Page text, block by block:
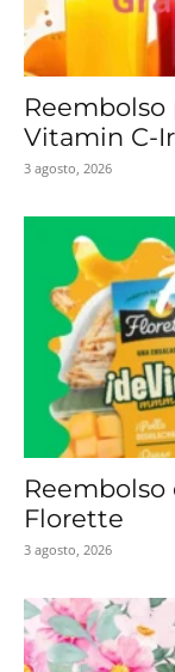
Reembolso
Vitamin C-
3 agosto, 2026
Reembolso
Florette
3 agosto, 2026